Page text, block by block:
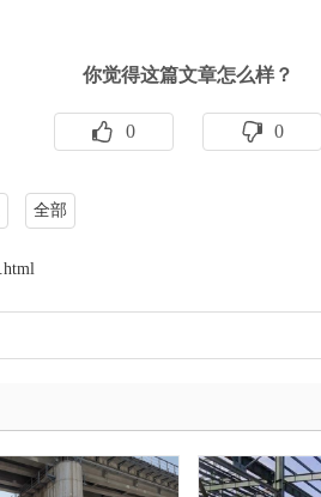
你觉得这篇文章怎么样？
0 0
全部